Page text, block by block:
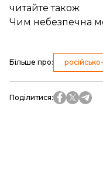
читайте також
Чим небезпечна
Більше про:
Поділитися: